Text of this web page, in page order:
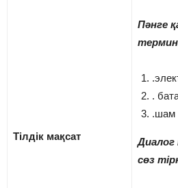
Тілдік мақсат
Пәнге
.
.шам
Диалог
сөз